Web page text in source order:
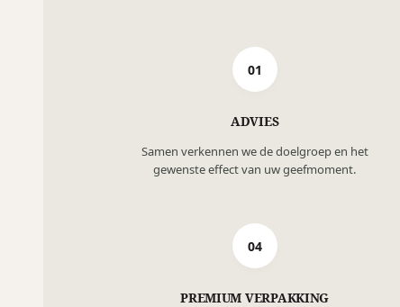
01
ADVIES
Samen verkennen we de doelgroep en het
gewenste effect van uw geefmoment.
04
PREMIUM VERPAKKING